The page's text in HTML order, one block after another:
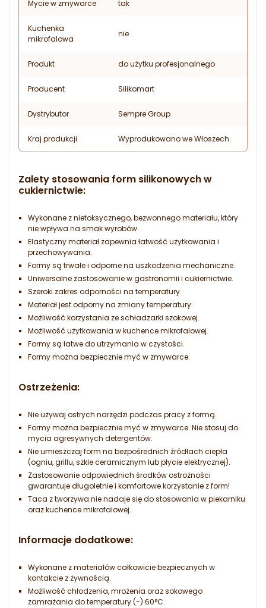
Mycie w zmywarce tak
Kuchenka
mikrofalowa
nie
Produkt do użytku profesjonalnego
Producent Silikomart
Dystrybutor Sempre Group
Kraj produkcji Wyprodukowano we Włoszech
Zalety stosowania form silikonowych w
cukiernictwie:
Wykonane z nietoksycznego, bezwonnego materiału, który
nie wpływa na smak wyrobów.
Elastyczny materiał zapewnia łatwość użytkowania i
przechowywania.
Formy są trwałe i odporne na uszkodzenia mechaniczne.
Uniwersalne zastosowanie w gastronomii i cukiernictwie.
Szeroki zakres odporności na temperatury.
Materiał jest odporny na zmiany temperatury.
Możliwość korzystania ze schładzarki szokowej.
Możliwość użytkowania w kuchence mikrofalowej.
Formy są łatwe do utrzymania w czystości.
Formy można bezpiecznie myć w zmywarce.
Ostrzeżenia:
Nie używaj ostrych narzędzi podczas pracy z formą.
Formy można bezpiecznie myć w zmywarce. Nie stosuj do
mycia agresywnych detergentów.
Nie umieszczaj form na bezpośrednich źródłach ciepła
(ogniu, grillu, szkle ceramicznym lub płycie elektrycznej).
Zastosowanie odpowiednich środków ostrożności
gwarantuje długoletnie i komfortowe korzystanie z form!
Taca z tworzywa nie nadaje się do stosowania w piekarniku
oraz kuchence mikrofalowej.
Informacje dodatkowe:
Wykonane z materiałów całkowicie bezpiecznych w
kontakcie z żywnością.
Możliwość chłodzenia, mrożenia oraz sokowego
zamrażania do temperatury (-) 60°C.